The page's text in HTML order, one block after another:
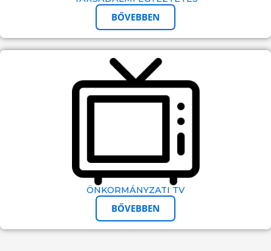
BŐVEBBEN
ÖNKORMÁNYZATI TV
BŐVEBBEN